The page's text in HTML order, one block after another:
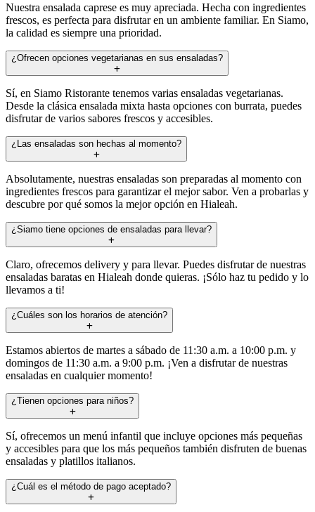
Nuestra ensalada caprese es muy apreciada. Hecha con ingredientes
frescos, es perfecta para disfrutar en un ambiente familiar. En Siamo,
la calidad es siempre una prioridad.
¿Ofrecen opciones vegetarianas en sus ensaladas?
Sí, en Siamo Ristorante tenemos varias ensaladas vegetarianas.
Desde la clásica ensalada mixta hasta opciones con burrata, puedes
disfrutar de varios sabores frescos y accesibles.
¿Las ensaladas son hechas al momento?
Absolutamente, nuestras ensaladas son preparadas al momento con
ingredientes frescos para garantizar el mejor sabor. Ven a probarlas y
descubre por qué somos la mejor opción en Hialeah.
¿Siamo tiene opciones de ensaladas para llevar?
Claro, ofrecemos delivery y para llevar. Puedes disfrutar de nuestras
ensaladas baratas en Hialeah donde quieras. ¡Sólo haz tu pedido y lo
llevamos a ti!
¿Cuáles son los horarios de atención?
Estamos abiertos de martes a sábado de 11:30 a.m. a 10:00 p.m. y
domingos de 11:30 a.m. a 9:00 p.m. ¡Ven a disfrutar de nuestras
ensaladas en cualquier momento!
¿Tienen opciones para niños?
Sí, ofrecemos un menú infantil que incluye opciones más pequeñas
y accesibles para que los más pequeños también disfruten de buenas
ensaladas y platillos italianos.
¿Cuál es el método de pago aceptado?